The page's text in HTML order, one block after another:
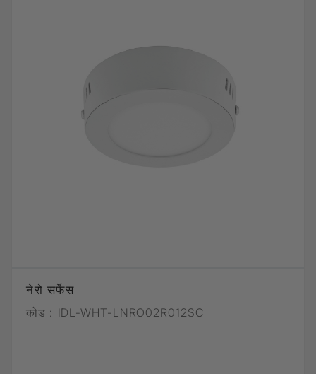
नेरो सर्फेस
कोड : IDL-WHT-LNRO02R012SC